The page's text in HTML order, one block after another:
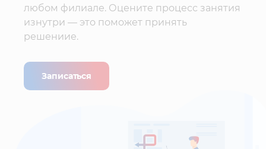
любом филиале. Оцените процесс занятия
изнутри — это поможет принять
решениие.
Записаться